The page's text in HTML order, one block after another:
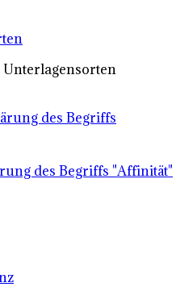
des Begriffs
des Begriffs "Affinität"